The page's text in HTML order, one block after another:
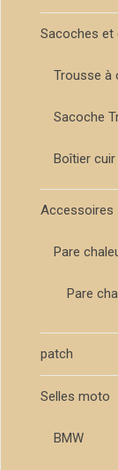
Sacoches et
Trousse à
Sacoche
Boîtier
Accessoires
Pare
Pare
patch
Selles moto
BMW